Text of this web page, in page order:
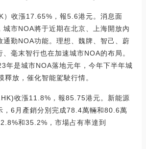
）收漲17.65%，報5.6港元。消息面
城市NOA將于近期在北京、上海開放內
通勤NOA功能。理想、魏牌、智己、蔚
毫末智行也在加速城市NOA的布局。
年是城市NOA落地元年，今年下半年城
釋放，催化智能駕駛行情。
收漲11.8%，報85.75港元。新能源
，6月產銷分別完成78.4萬輛和80.6萬
和35.2%，市場占有率達到